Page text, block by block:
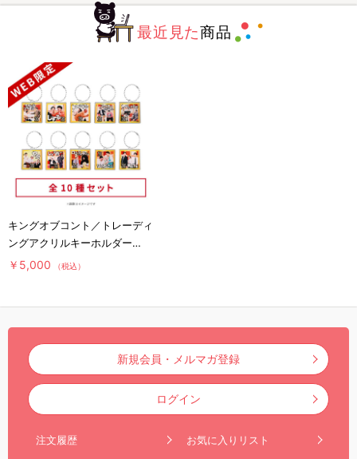
最近見た商品
キングオブコント／トレーディ
ングアクリルキーホルダー
(2025ファイナリスト)コンプ
￥5,000 （税込）
新規会員・メルマガ登録
ログイン
注文履歴 お気に入りリスト